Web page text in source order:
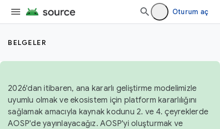
Oturum aç
BELGELER
2026'dan itibaren, ana kararlı geliştirme modelimizle
uyumlu olmak ve ekosistem için platform kararlılığını
sağlamak amacıyla kaynak kodunu 2. ve 4. çeyreklerde
AOSP'de yayınlayacağız. AOSP'yi oluşturmak ve